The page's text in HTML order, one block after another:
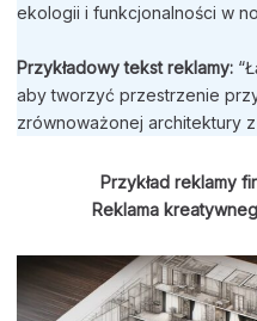
ekologii i funkcjonalności w
Przykładowy tekst reklamy:
aby tworzyć przestrzenie
zrównoważonej architektury z
Przykład reklamy
Reklama